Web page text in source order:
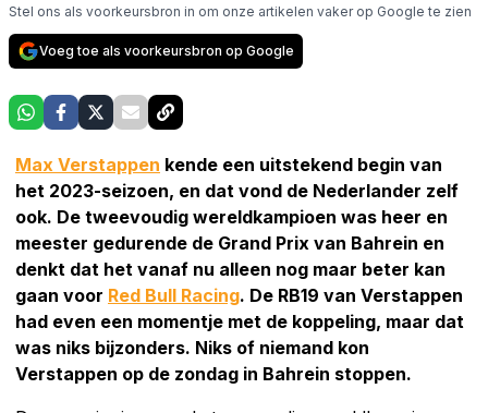
Stel ons als voorkeursbron in om onze artikelen vaker op Google te zien
Voeg toe als voorkeursbron op Google
Max Verstappen kende een uitstekend begin van
het 2023-seizoen, en dat vond de Nederlander zelf
ook. De tweevoudig wereldkampioen was heer en
meester gedurende de Grand Prix van Bahrein en
denkt dat het vanaf nu alleen nog maar beter kan
gaan voor Red Bull Racing. De RB19 van Verstappen
had even een momentje met de koppeling, maar dat
was niks bijzonders. Niks of niemand kon
Verstappen op de zondag in Bahrein stoppen.